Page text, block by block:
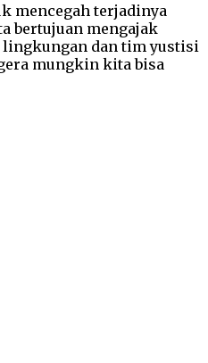
mencegah terjadinya
bertujuan mengajak
lingkungan dan tim yustisi
mungkin kita bisa